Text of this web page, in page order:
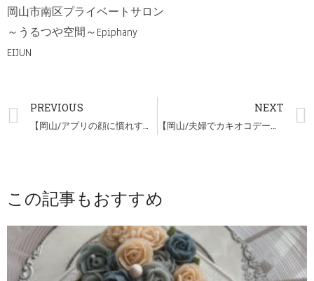
岡山市南区プライベートサロン
～うるつや空間～Epiphany
EIJUN
PREVIOUS
【岡山/アプリの顔に慣れすぎ注意⚠】
NEXT
【岡山/夫婦でカキオコデート】
この記事もおすすめ